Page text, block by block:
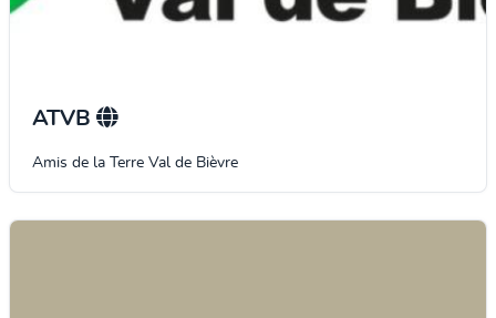
ATVB
Amis de la Terre Val de Bièvre